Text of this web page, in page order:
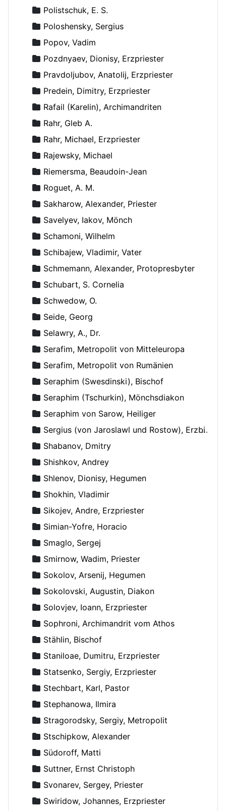
Polistschuk, E. S.
Poloshensky, Sergius
Popov, Vadim
Pozdnyaev, Dionisy, Erzpriester
Pravdoljubov, Anatolij, Erzpriester
Predein, Dimitry, Erzpriester
Rafail (Karelin), Archimandriten
Rahr, Gleb A.
Rahr, Michael, Erzpriester
Rajewsky, Michael
Riemersma, Beaudoin-Jean
Roguet, A. M.
Sakharow, Alexander, Priester
Savelyev, Iakov, Mönch
Schamoni, Wilhelm
Schibajew, Vladimir, Vater
Schmemann, Alexander, Protopresbyter
Schubart, S. Cornelia
Schwedow, O.
Seide, Georg
Selawry, A., Dr.
Serafim, Metropolit von Mitteleuropa
Serafim, Metropolit von Rumänien
Seraphim (Swesdinski), Bischof
Seraphim (Tschurkin), Mönchsdiakon
Seraphim von Sarow, Heiliger
Sergius (von Jaroslawl und Rostow), Erzbischof
Shabanov, Dmitry
Shishkov, Andrey
Shlenov, Dionisy, Hegumen
Shokhin, Vladimir
Sikojev, Andre, Erzpriester
Simian-Yofre, Horacio
Smaglo, Sergej
Smirnow, Wadim, Priester
Sokolov, Arsenij, Hegumen
Sokolovski, Augustin, Diakon
Solovjev, Ioann, Erzpriester
Sophroni, Archimandrit vom Athos
Stählin, Bischof
Staniloae, Dumitru, Erzpriester
Statsenko, Sergiy, Erzpriester
Stechbart, Karl, Pastor
Stephanowa, Ilmira
Stragorodsky, Sergiy, Metropolit
Stschipkow, Alexander
Südoroff, Matti
Suttner, Ernst Christoph
Svonarev, Sergey, Priester
Swiridow, Johannes, Erzpriester